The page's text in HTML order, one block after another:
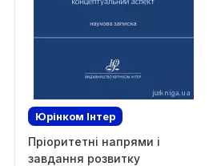
Юрінком Iнтер
Эксклюзив Новинка
Пріоритетні напрями і
завдання розвитку